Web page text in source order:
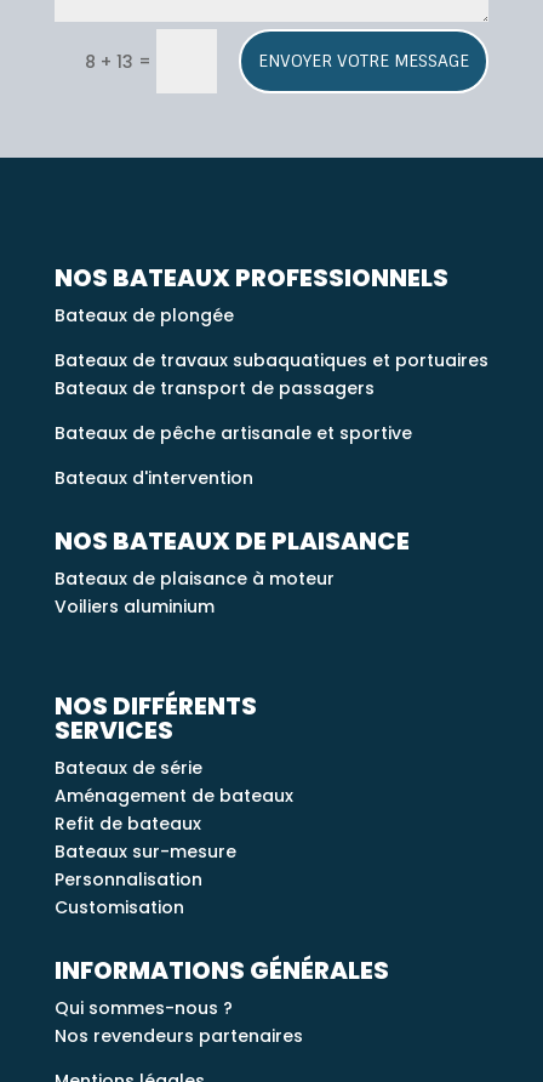
8 + 13 = ENVOYER VOTRE MESSAGE
r
NOS BATEAUX PROFESSIONNELS
Bateaux de plongée
Bateaux de travaux subaquatiques et portuaires
Bateaux de transport de passagers
Bateaux de pêche artisanale et sportive
Bateaux d'intervention
NOS BATEAUX DE PLAISANCE
Bateaux de plaisance à moteur
Voiliers aluminium
NOS DIFFÉRENTS
SERVICES
Bateaux de série
Aménagement de bateaux
Refit de bateaux
Bateaux sur-mesure
Personnalisation
Customisation
INFORMATIONS GÉNÉRALES
Qui sommes-nous ?
Nos revendeurs partenaires